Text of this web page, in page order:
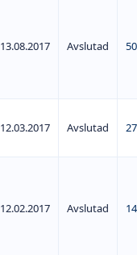
13.08.2017 Avslutad 50
12.03.2017 Avslutad 27
12.02.2017 Avslutad 14